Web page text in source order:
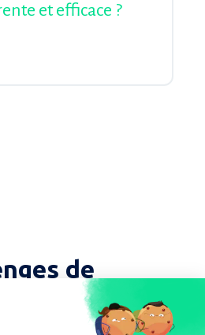
et efficace ?
de
omnicanale